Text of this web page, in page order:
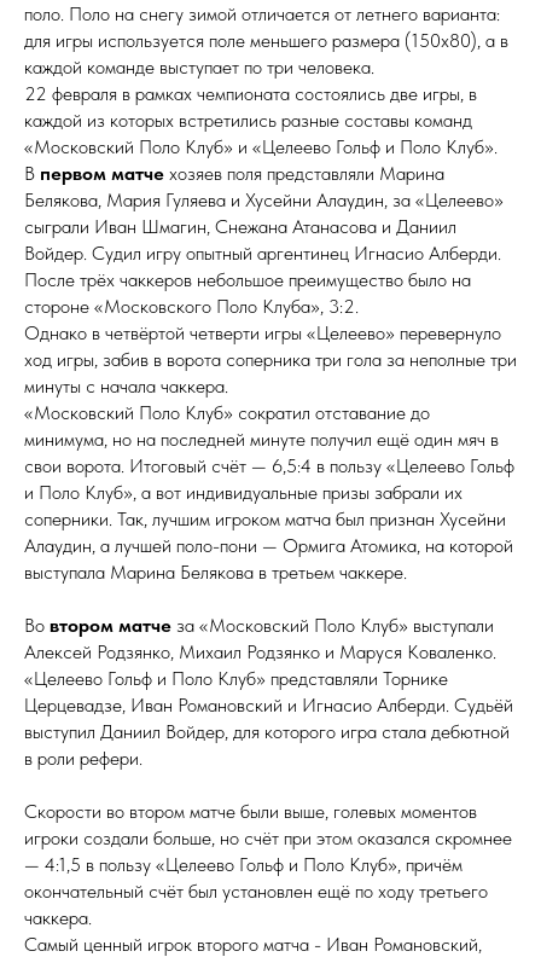
поло. Поло на снегу зимой отличается от летнего варианта:
для игры используется поле меньшего размера (150x80), а в
каждой команде выступает по три человека.
22 февраля в рамках чемпионата состоялись две игры, в
каждой из которых встретились разные составы команд
«Московский Поло Клуб» и «Целеево Гольф и Поло Клуб».
В первом матче хозяев поля представляли Марина
Белякова, Мария Гуляева и Хусейни Алаудин, за «Целеево»
сыграли Иван Шмагин, Снежана Атанасова и Даниил
Войдер. Судил игру опытный аргентинец Игнасио Алберди.
После трёх чаккеров небольшое преимущество было на
стороне «Московского Поло Клуба», 3:2.
Однако в четвёртой четверти игры «Целеево» перевернуло
ход игры, забив в ворота соперника три гола за неполные три
минуты с начала чаккера.
«Московский Поло Клуб» сократил отставание до
минимума, но на последней минуте получил ещё один мяч в
свои ворота. Итоговый счёт — 6,5:4 в пользу «Целеево Гольф
и Поло Клуб», а вот индивидуальные призы забрали их
соперники. Так, лучшим игроком матча был признан Хусейни
Алаудин, а лучшей поло-пони — Ормига Атомика, на которой
выступала Марина Белякова в третьем чаккере.
Во втором матче за «Московский Поло Клуб» выступали
Алексей Родзянко, Михаил Родзянко и Маруся Коваленко.
«Целеево Гольф и Поло Клуб» представляли Торнике
Церцевадзе, Иван Романовский и Игнасио Алберди. Судьёй
выступил Даниил Войдер, для которого игра стала дебютной
в роли рефери.
Скорости во втором матче были выше, голевых моментов
игроки создали больше, но счёт при этом оказался скромнее
— 4:1,5 в пользу «Целеево Гольф и Поло Клуб», причём
окончательный счёт был установлен ещё по ходу третьего
чаккера.
Самый ценный игрок второго матча - Иван Романовский,